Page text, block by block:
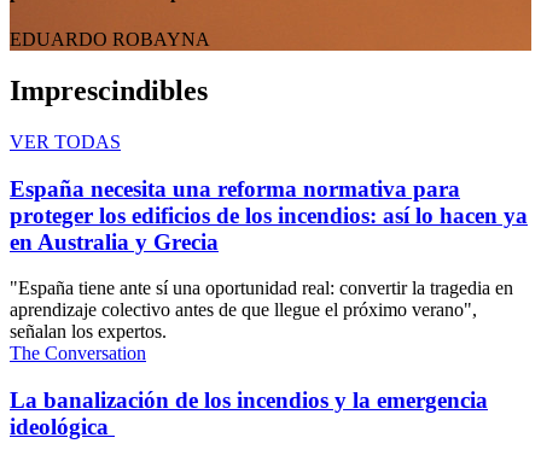
EDUARDO ROBAYNA
Imprescindibles
VER TODAS
España necesita una reforma normativa para
proteger los edificios de los incendios: así lo hacen ya
en Australia y Grecia
"España tiene ante sí una oportunidad real: convertir la tragedia en
aprendizaje colectivo antes de que llegue el próximo verano",
señalan los expertos.
The Conversation
La banalización de los incendios y la emergencia
ideológica